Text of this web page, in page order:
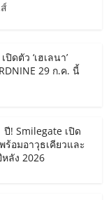
ดตัว ‘เฮเลนา’
29 ก.ค. นี้
ปี! Smilegate เปิด
ร้อมอาวุธเคียวและ
ลัง 2026